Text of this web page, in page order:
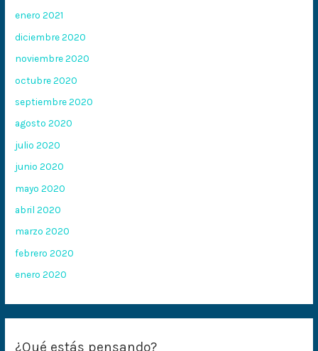
enero 2021
diciembre 2020
noviembre 2020
octubre 2020
septiembre 2020
agosto 2020
julio 2020
junio 2020
mayo 2020
abril 2020
marzo 2020
febrero 2020
enero 2020
¿Qué estás pensando?